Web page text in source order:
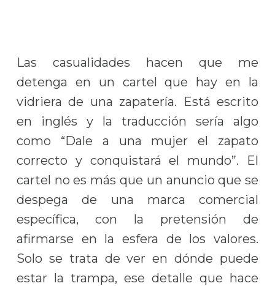
Las casualidades hacen que me
detenga en un cartel que hay en la
vidriera de una zapatería. Está escrito
en inglés y la traducción sería algo
como “Dale a una mujer el zapato
correcto y conquistará el mundo”. El
cartel no es más que un anuncio que se
despega de una marca comercial
específica, con la pretensión de
afirmarse en la esfera de los valores.
Solo se trata de ver en dónde puede
estar la trampa, ese detalle que hace